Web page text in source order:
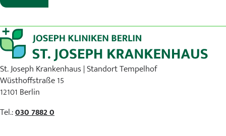
St. Joseph Krankenhaus | Standort Tempelhof
Wüsthoffstraße 15
12101 Berlin
Tel.:030 7882 0